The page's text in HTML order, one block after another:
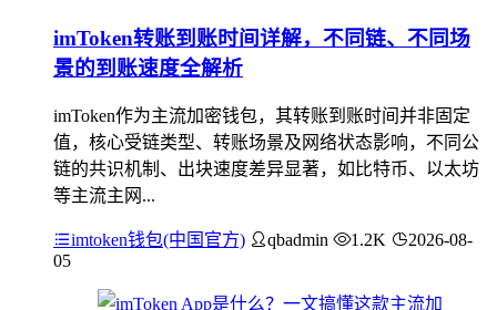
imToken转账到账时间详解，不同链、不同场
景的到账速度全解析
imToken作为主流加密钱包，其转账到账时间并非固定
值，核心受链类型、转账场景及网络状态影响，不同公
链的共识机制、出块速度差异显著，如比特币、以太坊
等主流主网...
imtoken钱包(中国官方) qbadmin 1.2K
2026-08-
05